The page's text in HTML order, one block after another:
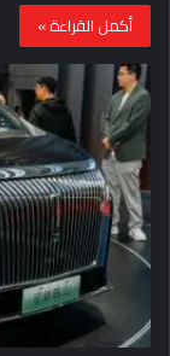
أكمل القراءة »